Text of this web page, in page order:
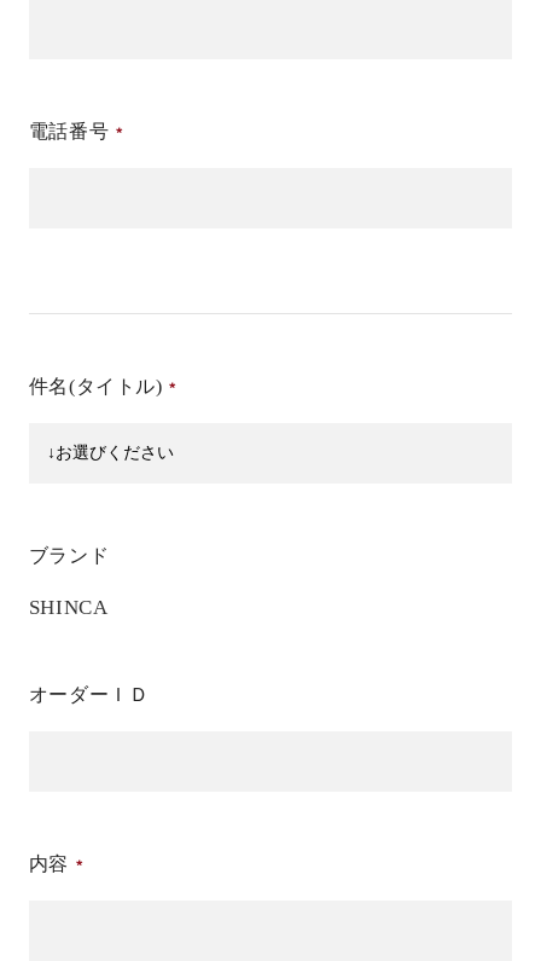
電話番号
件名(タイトル)
ブランド
SHINCA
オーダーＩＤ
内容